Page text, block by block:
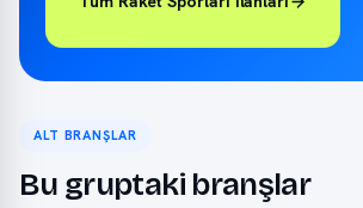
ALT BRANŞLAR
Bu gruptaki branşlar